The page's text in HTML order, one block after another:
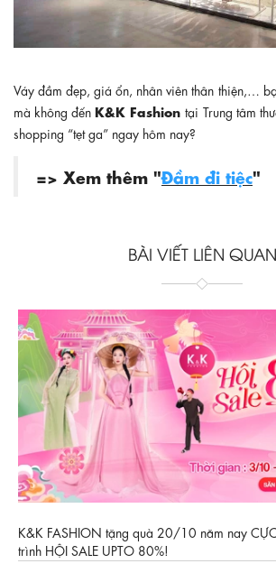
Váy đầm đẹp, giá ổn, nhân viên thân thiện,…
mà không đếnK&K Fashiontại Trung tâm
shopping “tẹt ga” ngay hôm nay?
=> Xem thêm "Đầm đi tiệc"
BÀI VIẾT LIÊN QUAN
K&K FASHION tặng quà 20/10 năm nay
trình HỘI SALE UPTO 80%!